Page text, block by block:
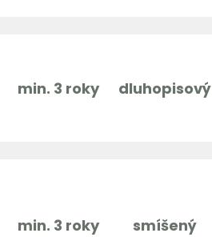
min. 3 roky dluhopisový
min. 3 roky smíšený